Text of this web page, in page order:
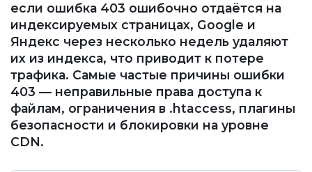
если ошибка 403 ошибочно отдаётся на
индексируемых страницах, Google и
Яндекс через несколько недель удаляют
их из индекса, что приводит к потере
трафика. Самые частые причины ошибки
403 — неправильные права доступа к
файлам, ограничения в .htaccess, плагины
безопасности и блокировки на уровне
CDN.